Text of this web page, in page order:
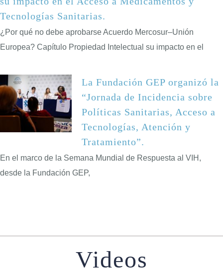
Tecnologías Sanitarias.
¿Por qué no debe aprobarse Acuerdo Mercosur–Unión
Europea? Capítulo Propiedad Intelectual su impacto en el
La Fundación GEP organizó la
“Jornada de Incidencia sobre
Políticas Sanitarias, Acceso a
Tecnologías, Atención y
Tratamiento”.
En el marco de la Semana Mundial de Respuesta al VIH,
desde la Fundación GEP,
Videos